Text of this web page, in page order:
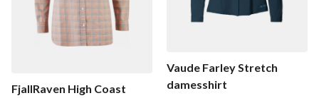
FjallRaven High Coast
Vaude Farley Stretch
damesshirt